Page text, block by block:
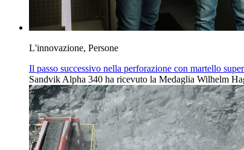
L'innovazione, Persone
Il passo successivo nella perforazione con martello
Sandvik Alpha 340 ha ricevuto la Medaglia Wilhelm